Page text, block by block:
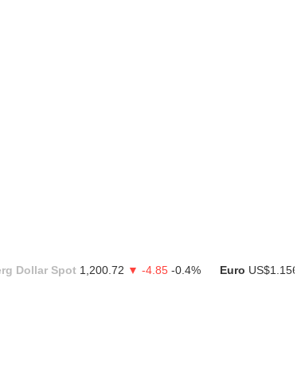
Dollar Spot 1,200.72 ▼ -4.85 -0.4% Euro